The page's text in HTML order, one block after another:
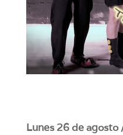
Lunes 26 de agosto